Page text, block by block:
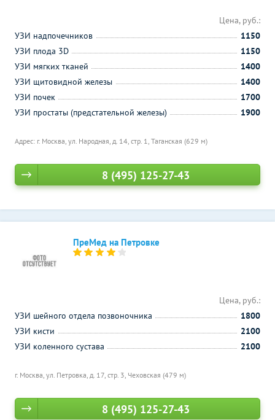
Адрес: г. Москва, ул. Народная, д. 14, стр. 1, Таганская (629 м)
Цена, руб.:
УЗИ надпочечников
1150
УЗИ плода 3D
1150
УЗИ мягких тканей
1400
УЗИ щитовидной железы
1400
УЗИ почек
1700
УЗИ простаты (предстательной железы)
1900
8 (495) 125-27-43
ПреМед на Петровке
г. Москва, ул. Петровка, д. 17, стр. 3, Чеховская (479 м)
Цена, руб.:
УЗИ шейного отдела позвоночника
1800
УЗИ кисти
2100
УЗИ коленного сустава
2100
8 (495) 125-27-43